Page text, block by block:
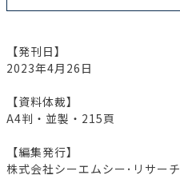
【発刊日】
2023年4月26日
【資料体裁】
A4判・並製・215頁
【編集発行】
株式会社シーエムシー･リサーチ